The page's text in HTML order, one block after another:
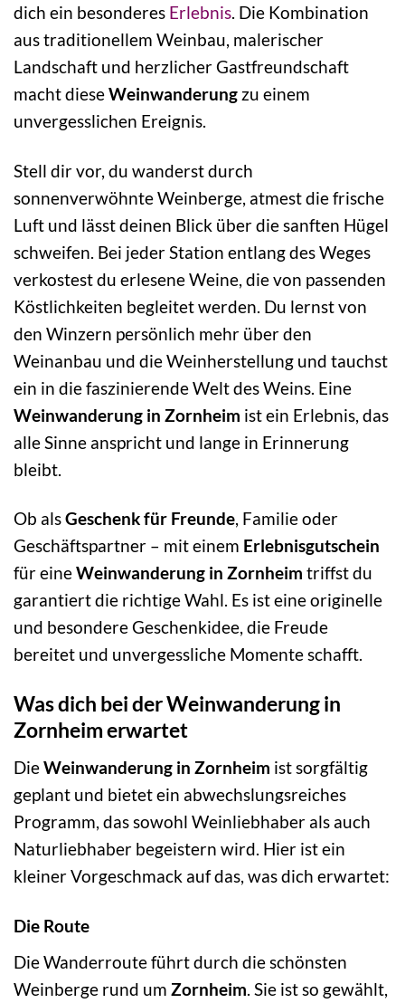
dich ein besonderes Erlebnis . Die Kombination
aus traditionellem Weinbau, malerischer
Landschaft und herzlicher Gastfreundschaft
macht dieseWeinwanderung zu einem
unvergesslichen Ereignis.
Stell dir vor, du wanderst durch
sonnenverwöhnte Weinberge, atmest die frische
Luft und lässt deinen Blick über die sanften Hügel
schweifen. Bei jeder Station entlang des Weges
verkostest du erlesene Weine, die von passenden
Köstlichkeiten begleitet werden. Du lernst von
den Winzern persönlich mehr über den
Weinanbau und die Weinherstellung und tauchst
ein in die faszinierende Welt des Weins. Eine
Weinwanderung in Zornheim ist ein Erlebnis, das
alle Sinne anspricht und lange in Erinnerung
bleibt.
Ob alsGeschenk für Freunde, Familie oder
Geschäftspartner – mit einem Erlebnisgutschein
für eineWeinwanderung in Zornheim triffst du
garantiert die richtige Wahl. Es ist eine originelle
und besondere Geschenkidee, die Freude
bereitet und unvergessliche Momente schafft.
Was dich bei der Weinwanderung in
Zornheim erwartet
DieWeinwanderung in Zornheim ist sorgfältig
geplant und bietet ein abwechslungsreiches
Programm, das sowohl Weinliebhaber als auch
Naturliebhaber begeistern wird. Hier ist ein
kleiner Vorgeschmack auf das, was dich erwartet:
Die Route
Die Wanderroute führt durch die schönsten
Weinberge rund um Zornheim . Sie ist so gewählt,